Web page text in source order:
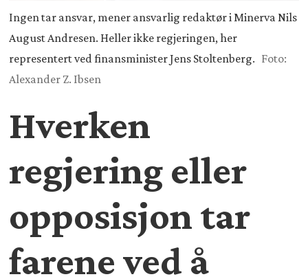
Ingen tar ansvar, mener ansvarlig redaktør i Minerva Nils
August Andresen. Heller ikke regjeringen, her
representert ved finansminister Jens Stoltenberg. Foto:
Alexander Z. Ibsen
Hverken
regjering eller
opposisjon tar
farene ved å